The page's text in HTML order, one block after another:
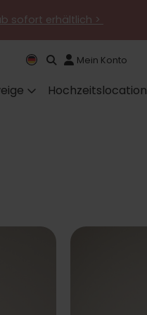
sofort erhältlich >
Mein Konto
Hochzeitslocation